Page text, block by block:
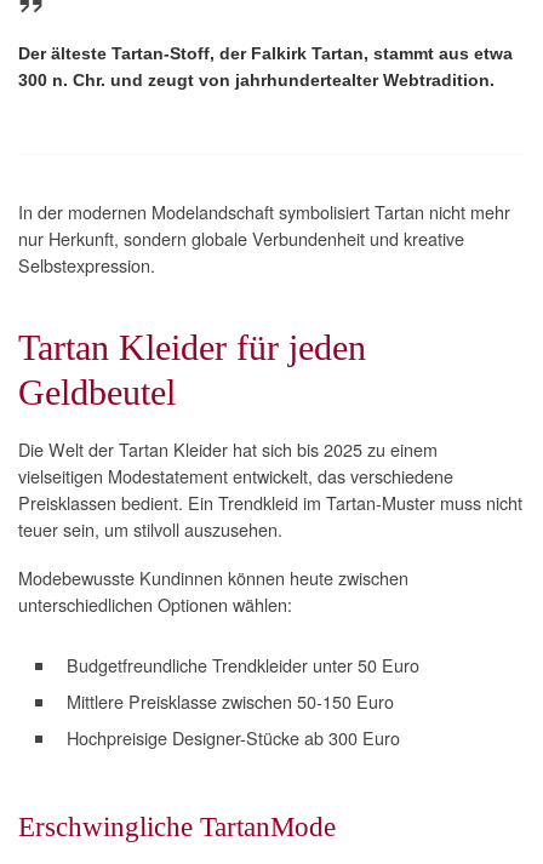
Der älteste Tartan-Stoff, der Falkirk Tartan, stammt aus etwa
300 n. Chr. und zeugt von jahrhundertealter Webtradition.
In der modernen Modelandschaft symbolisiert Tartan nicht mehr
nur Herkunft, sondern globale Verbundenheit und kreative
Selbstexpression.
Tartan Kleider für jeden
Geldbeutel
Die Welt der Tartan Kleider hat sich bis 2025 zu einem
vielseitigen Modestatement entwickelt, das verschiedene
Preisklassen bedient. Ein Trendkleid im Tartan-Muster muss nicht
teuer sein, um stilvoll auszusehen.
Modebewusste Kundinnen können heute zwischen
unterschiedlichen Optionen wählen:
Budgetfreundliche Trendkleider unter 50 Euro
Mittlere Preisklasse zwischen 50-150 Euro
Hochpreisige Designer-Stücke ab 300 Euro
Erschwingliche TartanMode